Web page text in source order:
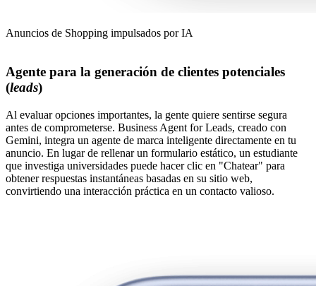
Anuncios de Shopping impulsados por IA
Agente para la generación de clientes potenciales
(leads)
Al evaluar opciones importantes, la gente quiere sentirse segura
antes de comprometerse. Business Agent for Leads, creado con
Gemini, integra un agente de marca inteligente directamente en tu
anuncio. En lugar de rellenar un formulario estático, un estudiante
que investiga universidades puede hacer clic en "Chatear" para
obtener respuestas instantáneas basadas en su sitio web,
convirtiendo una interacción práctica en un contacto valioso.